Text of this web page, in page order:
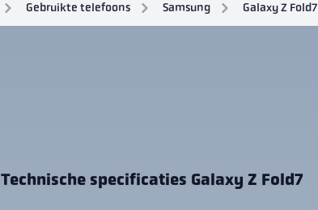
Gebruikte telefoons Samsung Galaxy Z Fold7
Technische specificaties Galaxy Z Fold7